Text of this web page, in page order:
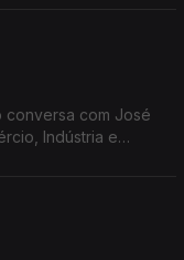
conversa com José
Indústria e